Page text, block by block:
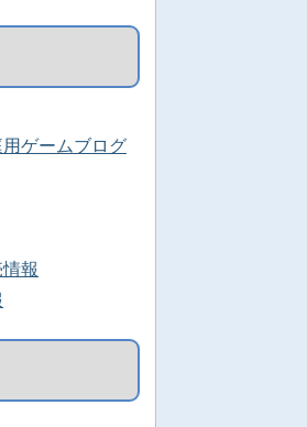
ゲームブログ
報